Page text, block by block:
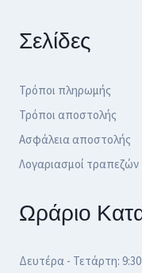
Σελίδες
Τρόποι πληρωμής
Τρόποι αποστολής
Ασφάλεια αποστολής
Λογαριασμοί τραπεζών
Ωράριο
Δευτέρα - Τετάρτη: 9:30